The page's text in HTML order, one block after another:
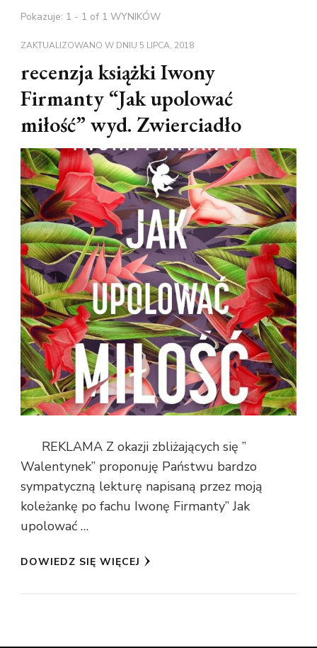
Pokazuje: 1 - 1 of 1 WYNIKÓW
ZAKTUALIZOWANO W DNIU 5 LIPCA, 2018
recenzja książki Iwony
Firmanty “Jak upolować
miłość” wyd. Zwierciadło
REKLAMA Z okazji zbliżających się ”
Walentynek” proponuję Państwu bardzo
sympatyczną lekturę napisaną przez moją
koleżankę po fachu Iwonę Firmanty” Jak
upolować …
DOWIEDZ SIĘ WIĘCEJ